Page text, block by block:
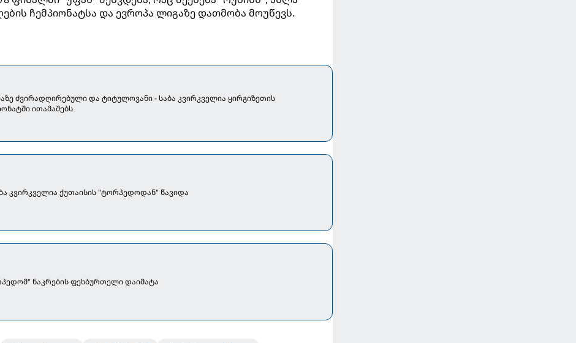
ჩემპიონატსა და ევროპა ლიგაზე დათმობა მოუწევს.
ძვირადღირებული და ტიტულოვანი - საბა კვირკველია ყირგიზეთის
ითამაშებს
კვირკველია ქუთაისის "ტორპედოდან" წავიდა
ნაკრების ფეხბურთელი დაიმატა